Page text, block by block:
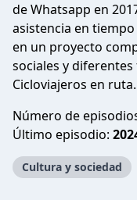
de Whatsapp en
asistencia en
en un proyecto
sociales y
Cicloviajeros en ruta.
Número de
Último episodio:
Cultura y sociedad